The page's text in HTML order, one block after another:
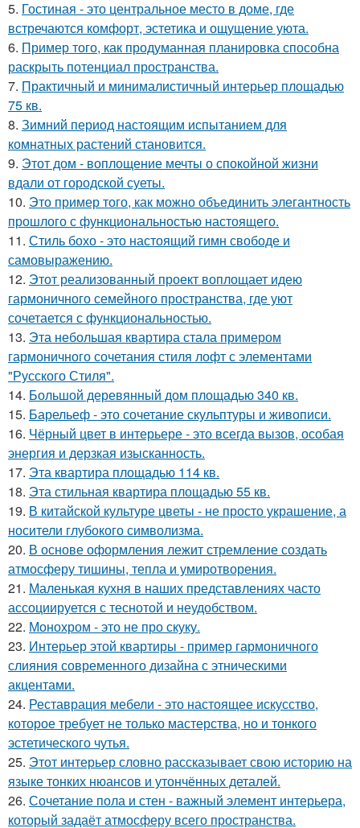
5. Гостиная - это центральное место в доме, где
встречаются комфорт, эстетика и ощущение уюта.
6. Пример того, как продуманная планировка способна
раскрыть потенциал пространства.
7. Практичный и минималистичный интерьер площадью
75 кв.
8. Зимний период настоящим испытанием для
комнатных растений становится.
9. Этот дом - воплощение мечты о спокойной жизни
вдали от городской суеты.
10. Это пример того, как можно объединить элегантность
прошлого с функциональностью настоящего.
11. Стиль бохо - это настоящий гимн свободе и
самовыражению.
12. Этот реализованный проект воплощает идею
гармоничного семейного пространства, где уют
сочетается с функциональностью.
13. Эта небольшая квартира стала примером
гармоничного сочетания стиля лофт с элементами
"Русского Стиля".
14. Большой деревянный дом площадью 340 кв.
15. Барельеф - это сочетание скульптуры и живописи.
16. Чёрный цвет в интерьере - это всегда вызов, особая
энергия и дерзкая изысканность.
17. Эта квартира площадью 114 кв.
18. Эта стильная квартира площадью 55 кв.
19. В китайской культуре цветы - не просто украшение, а
носители глубокого символизма.
20. В основе оформления лежит стремление создать
атмосферу тишины, тепла и умиротворения.
21. Маленькая кухня в наших представлениях часто
ассоциируется с теснотой и неудобством.
22. Монохром - это не про скуку.
23. Интерьер этой квартиры - пример гармоничного
слияния современного дизайна с этническими
акцентами.
24. Реставрация мебели - это настоящее искусство,
которое требует не только мастерства, но и тонкого
эстетического чутья.
25. Этот интерьер словно рассказывает свою историю на
языке тонких нюансов и утончённых деталей.
26. Сочетание пола и стен - важный элемент интерьера,
который задаёт атмосферу всего пространства.